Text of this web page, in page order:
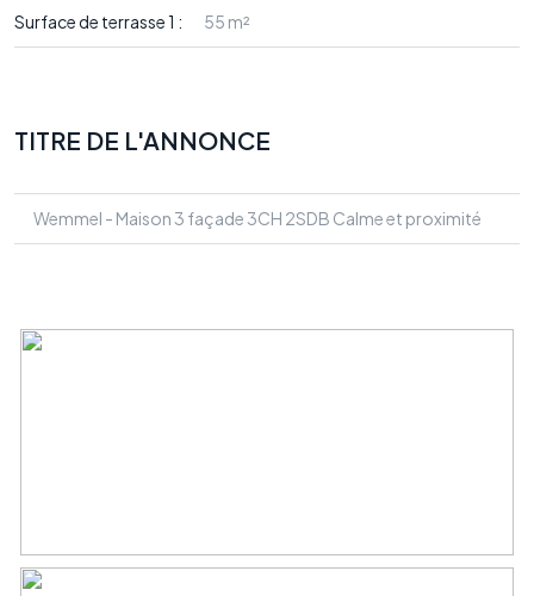
Surface de terrasse 1 : 55 m²
TITRE DE L'ANNONCE
Wemmel - Maison 3 façade 3CH 2SDB Calme et proximité